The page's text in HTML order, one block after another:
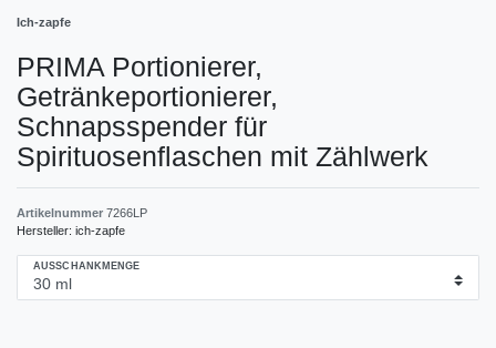
Ich-zapfe
PRIMA Portionierer,
Getränkeportionierer,
Schnapsspender für
Spirituosenflaschen mit Zählwerk
Artikelnummer 7266LP
Hersteller: ich-zapfe
AUSSCHANKMENGE